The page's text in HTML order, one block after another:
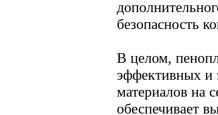
безопасность
В целом,
эффективных и
материалов на
обеспечивает